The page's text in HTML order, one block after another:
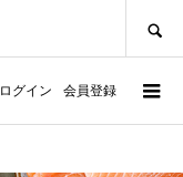
ログイン 会員登録